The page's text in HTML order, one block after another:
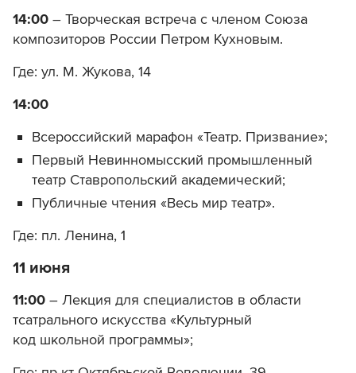
14:00 – Творческая встреча с членом Союза
композиторов России Петром Кухновым.
Где: ул. М. Жукова, 14
14:00
Всероссийский марафон «Театр. Призвание»;
Первый Невинномысский промышленный
театр Ставропольский академический;
Публичные чтения «Весь мир театр».
Где: пл. Ленина, 1
11 июня
11:00 – Лекция для специалистов в области
тсатрального искусства «Культурный
код школьной программы»;